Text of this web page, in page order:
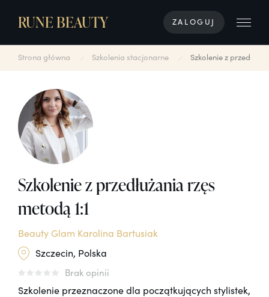
RUNE BEAUTY ZALOGUJ
Strona główna Szkolenia stacjonarne Szkolenie z
Szkolenie z przedłużania rzęs
metodą 1:1
Beauty Glam Karolina Bartusiak
Szczecin, Polska
Brak opinii
Szkolenie przeznaczone dla początkujących stylistek,